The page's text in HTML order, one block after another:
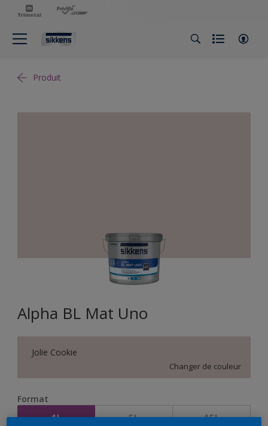
Produit
Alpha BL Mat Uno
Jolie Cookie
Changer de couleur
Format
1L 5L 15L